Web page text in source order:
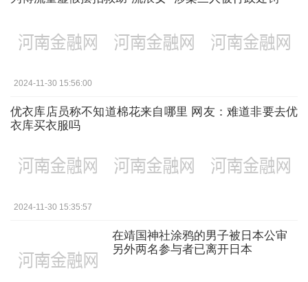
2024-11-30 15:56:00
优衣库店员称不知道棉花来自哪里 网友：难道非要去优
衣库买衣服吗
2024-11-30 15:35:57
在靖国神社涂鸦的男子被日本公审
另外两名参与者已离开日本